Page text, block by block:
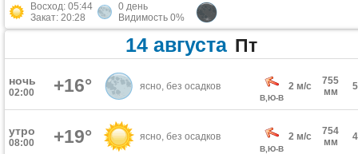
Восход: 05:44
Закат: 20:28
0 день
Видимость 0%
14 августа Пт
ночь
02:00 +16° ясно, без осадков
В,Ю-В
2 м/с
755
мм
утро
08:00 +19° ясно, без осадков
В,Ю-В
2 м/с
754
мм